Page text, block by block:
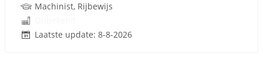
Machinist, Rijbewijs
Laatste update: 8-8-2026